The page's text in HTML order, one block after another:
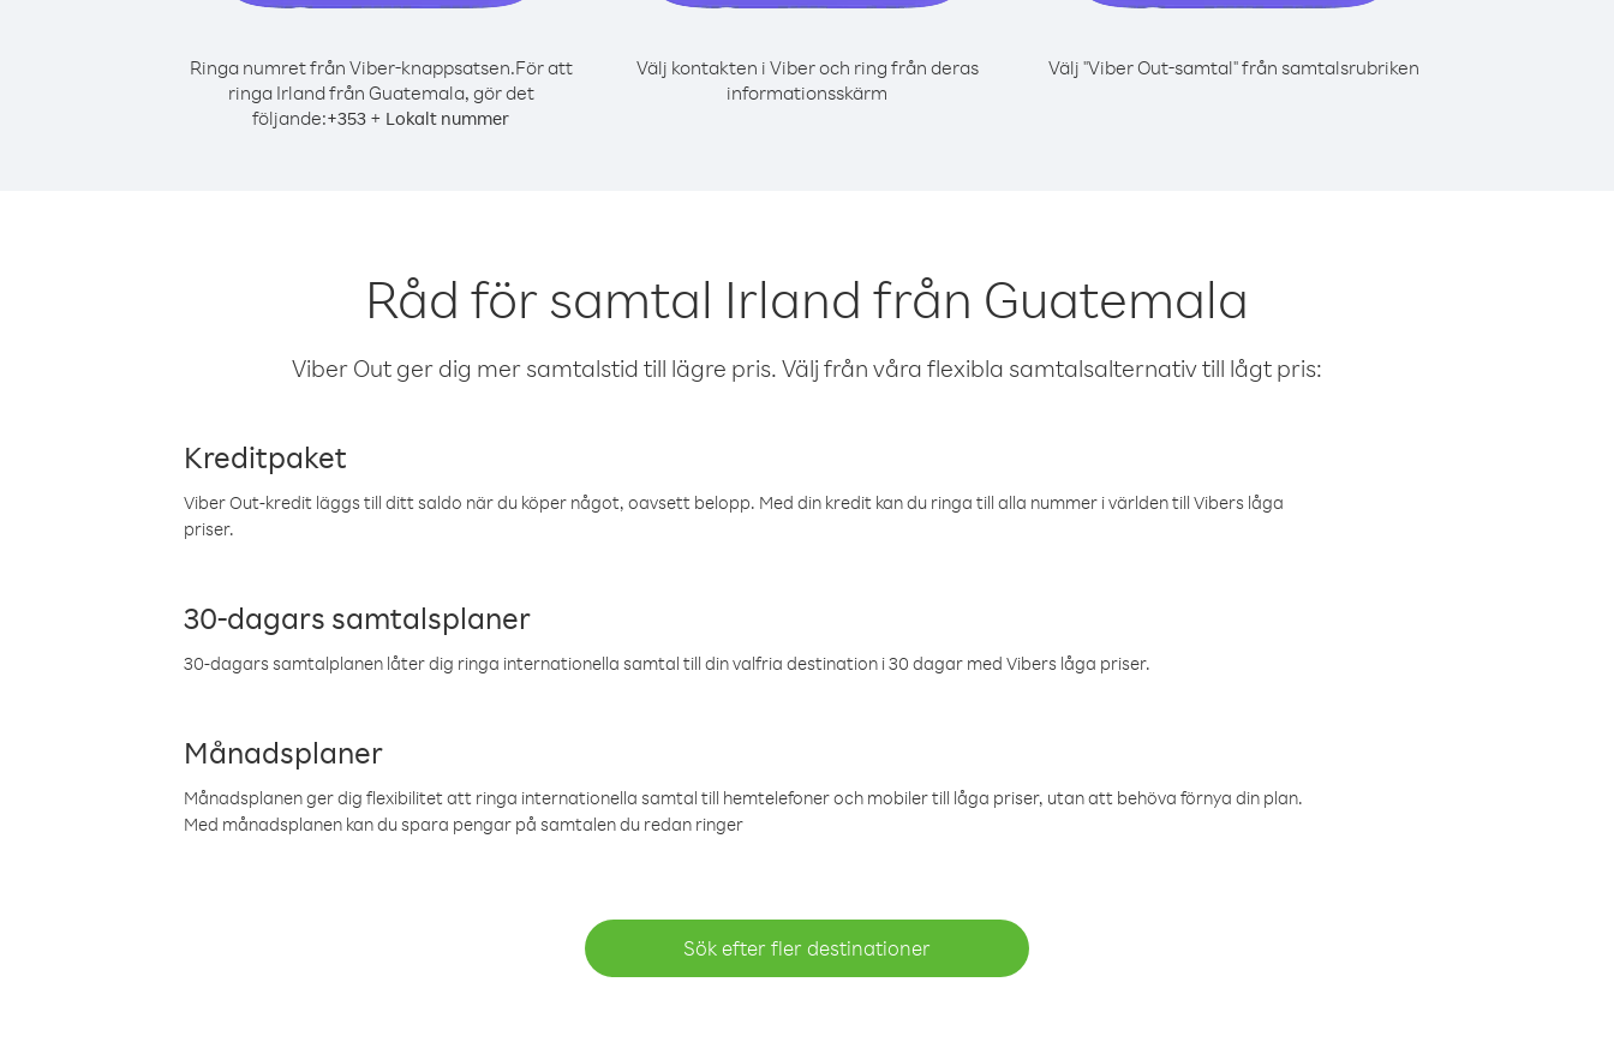
Ringa numret från Viber-knappsatsen.För att
ringa Irland från Guatemala, gör det
följande:+353 + Lokalt nummer
Välj kontakten i Viber och ring från deras
informationsskärm
Välj "Viber Out-samtal" från samtalsrubriken
Råd för samtal Irland från Guatemala
Viber Out ger dig mer samtalstid till lägre pris. Välj från våra flexibla samtalsalternativ till lågt pris:
Kreditpaket
Viber Out-kredit läggs till ditt saldo när du köper något, oavsett belopp. Med din kredit kan du ringa till alla nummer i världen till Vibers låga
priser.
30-dagars samtalsplaner
30-dagars samtalplanen låter dig ringa internationella samtal till din valfria destination i 30 dagar med Vibers låga priser.
Månadsplaner
Månadsplanen ger dig flexibilitet att ringa internationella samtal till hemtelefoner och mobiler till låga priser, utan att behöva förnya din plan.
Med månadsplanen kan du spara pengar på samtalen du redan ringer
Sök efter fler destinationer